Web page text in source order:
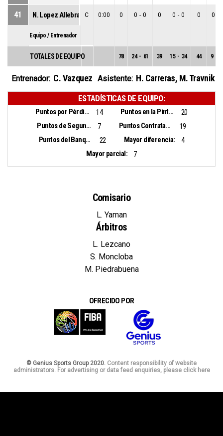
41 N. Lopez Allebrandt
C 0:00 0 0 - 0 0 0 - 0 0 0
Equipo / Entrenador
TOTALES DE EQUIPO 78 24 - 61 39 15 - 34 44 9
Entrenador: C. Vazquez Asistente: H. Carreras, M. Travnik
ESTADÍSTICAS DE EQUIPO:
Puntos por Pérdidas: 14 Puntos en la Pintura:
20
Puntos de Segunda Oportunidad:
7 Puntos Contrataque:
19
Puntos del Banquillo:
22 Mayor diferencia:
4
Mayor parcial:
7
Comisario
L. Yaman
Árbitros
L. Lezcano
S. Moncloba
M. Piedrabuena
OFRECIDO POR
© Genius Sports Group 2020. Content responsibility of website
administrators. For advertising or data feed enquiries, please click here